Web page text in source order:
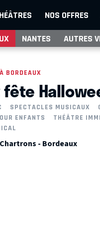
NOS OFFRES
NANTES AUTRES
BORDEAUX
fête
SPECTACLES MUSICAUX
ENFANTS
THÉÂTRE
- Bordeaux